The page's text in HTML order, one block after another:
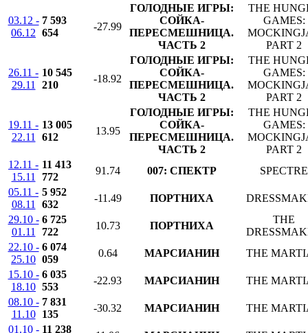
03.12 -
06.12
7 593
654
-27.99
ГОЛОДНЫЕ ИГРЫ:
СОЙКА-
ПЕРЕСМЕШНИЦА.
ЧАСТЬ 2
THE
GAMES:
PART 2
26.11 -
29.11
10 545
210
-18.92
ГОЛОДНЫЕ ИГРЫ:
СОЙКА-
ПЕРЕСМЕШНИЦА.
ЧАСТЬ 2
THE
GAMES:
PART 2
19.11 -
22.11
13 005
612
13.95
ГОЛОДНЫЕ ИГРЫ:
СОЙКА-
ПЕРЕСМЕШНИЦА.
ЧАСТЬ 2
THE
GAMES:
PART 2
12.11 -
15.11
11 413
772
91.74 007: СПЕКТР
SPECTRE
05.11 -
08.11
5 952
632
-11.49 ПОРТНИХА
29.10 -
01.11
6 725
722
10.73 ПОРТНИХА
THE
22.10 -
25.10
6 074
059
0.64 МАРСИАНИН
THE
15.10 -
18.10
6 035
553
-22.93 МАРСИАНИН
THE
08.10 -
11.10
7 831
135
-30.32 МАРСИАНИН
THE
01.10 - 11 238